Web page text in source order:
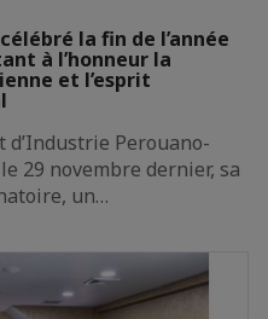
la fin de l’année
à l’honneur la
et l’esprit
d’Industrie Perouano-
29 novembre dernier, sa
un…